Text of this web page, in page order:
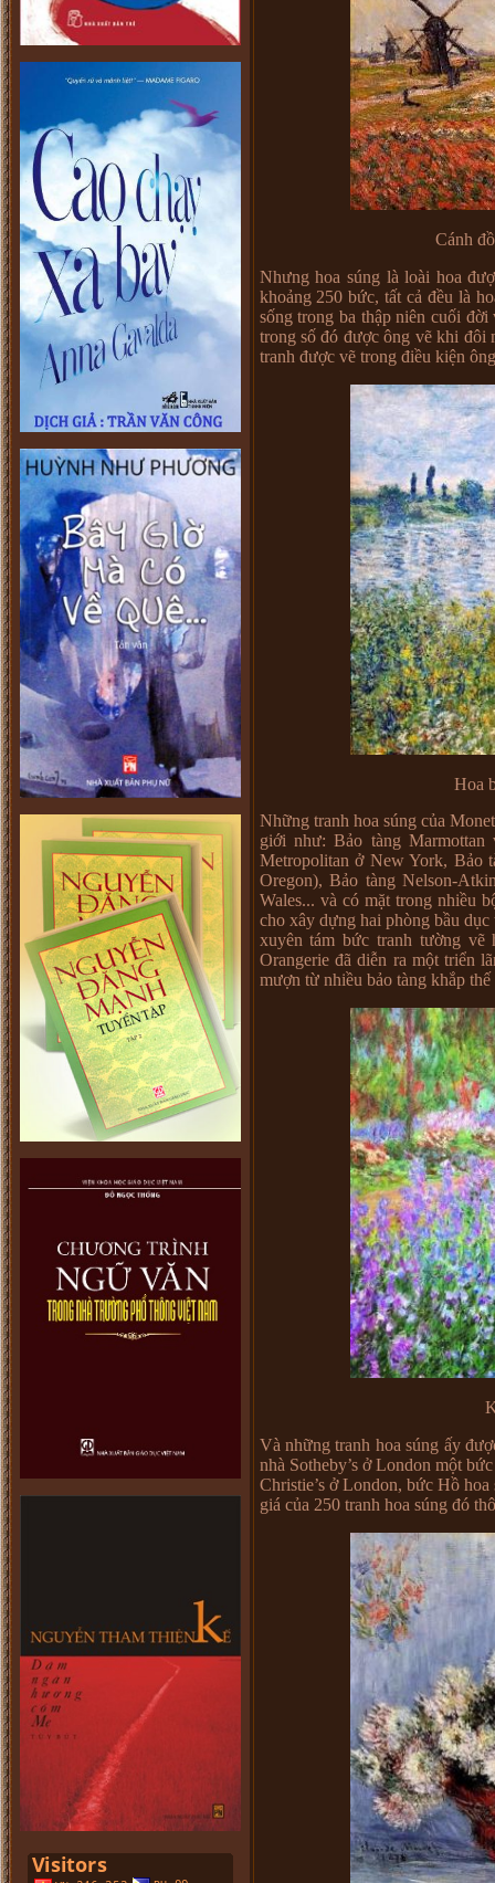
Cánh
Nhưng hoa súng là loài hoa
khoảng 250 bức, tất cả đều là
sống trong ba thập niên cuối
trong số đó được ông vẽ khi đôi
tranh được vẽ trong điều kiện
Hoa
Những tranh hoa súng của
giới như: Bảo tàng
Metropolitan ở New York, Bảo
Oregon), Bảo tàng Nelson-
Wales... và có mặt trong nhiều
cho xây dựng hai phòng bầu
xuyên tám bức tranh tường vẽ
Orangerie đã diễn ra một triển
mượn từ nhiều bảo tàng khắp
Và những tranh hoa súng ấy
nhà Sotheby’s ở London một
Christie’s ở London, bức Hồ
giá của 250 tranh hoa súng đó